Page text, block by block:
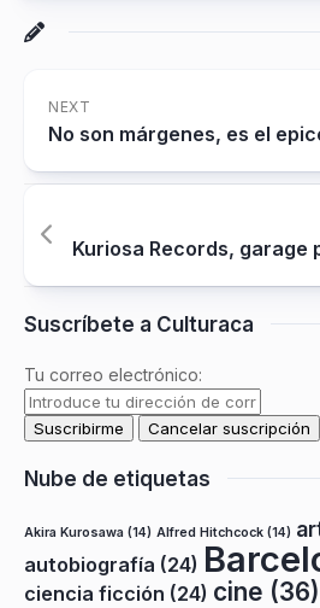
NEXT
No son márgenes, es el
Kuriosa Records, garage
Suscríbete a Culturaca
Tu correo electrónico:
Nube de etiquetas
Akira Kurosawa (14) Alfred Hitchcock (14)
autobiografía (24)
ciencia ficción (24) cine (36)